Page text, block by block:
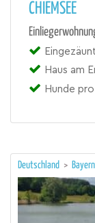
CHIEMSEE
Haus am
Hunde
Deutschland > Bayern